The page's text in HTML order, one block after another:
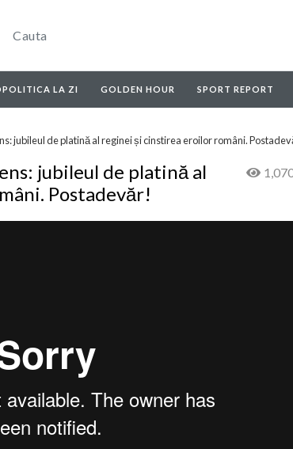
LA ZI GOLDEN HOUR SPORT REPORT
jubileul de platină al reginei și cinstirea eroilor români.
jubileul de platină al
Postadevăr!